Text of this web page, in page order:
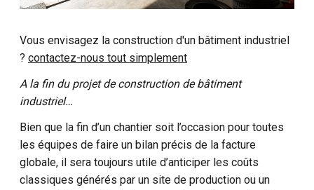
Vous envisagez la construction d'un bâtiment industriel
? contactez-nous tout simplement
A la fin du projet de construction de bâtiment
industriel…
Bien que la fin d’un chantier soit l’occasion pour toutes
les équipes de faire un bilan précis de la facture
globale, il sera toujours utile d’anticiper les coûts
classiques générés par un site de production ou un